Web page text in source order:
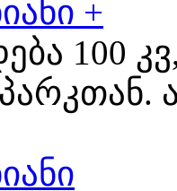
+
100
პარკთან.